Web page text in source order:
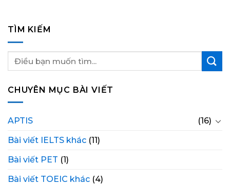
TÌM KIẾM
CHUYÊN MỤC BÀI VIẾT
APTIS
(16)
Bài viết IELTS khác (11)
Bài viết PET (1)
Bài viết TOEIC khác (4)